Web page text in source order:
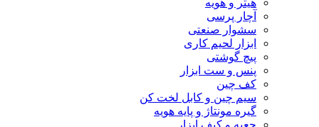
هیتر و هویه
آچار پرسی
سشوار صنعتی
ابزار لحیم کاری
پیچ گوشتی
پنس و ست ابزار
کف چین
سیم چین و کابل لخت کن
گیره مونتاژ و پایه هویه
جعبه و کیف ابزار